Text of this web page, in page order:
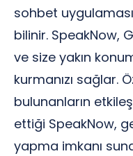
sohbet
bilinir. SpeakNow,
ve size yakın
kurmanızı sağlar.
bulunanların
ettiği SpeakNow,
yapma imkanı